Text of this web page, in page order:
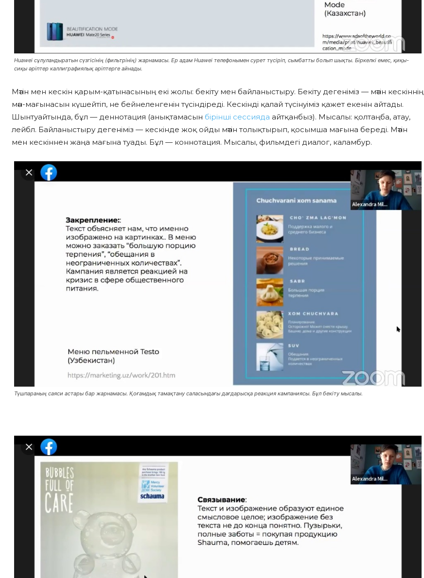
Huawei сұлуландыратын сүзгісінің (фильтрінің) жарнамасы. Ер адам Huawei телефонымен сурет түсіріп, сымбатты болып шықты. Біркелкі емес, қиқы-
сиқы әріптер каллиграфиялық әріптерге айнады.
Мәтін мен кескін қарым-қатынасының екі жолы: бекіту мен байланыстыру. Бекіту дегеніміз — мәтін кескіннің
мән-мағынасын күшейтіп, не бейнеленгенін түсіндіреді. Кескінді қалай түсінуіміз қажет екенін айтады.
Шынтуайтында, бұл — деннотация (анықтамасын бірінші сессияда айтқанбыз). Мысалы: қолтаңба, атау,
лейбл. Байланыстыру дегеніміз — кескінде жоқ ойды мәтін толықтырып, қосымша мағына береді. Мәтін
мен кескіннен жаңа мағына туады. Бұл — коннотация. Мысалы, фильмдегі диалог, каламбур.
Түшпараның саяси астары бар жарнамасы. Қоғамдық тамақтану саласындағы дағдарысқа реакция кампаниясы. Бұл бекіту мысалы.